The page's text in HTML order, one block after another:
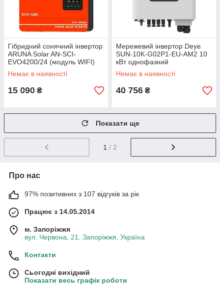
Гібридний сонячний інвертор
ARUNA Solar AN-SCI-
EVO4200/24 (модуль WIFI)
Немає в наявності
15 090 ₴
Мережевий інвертор Deye
SUN-10K-G02P1-EU-AM2 10
кВт однофазний
Немає в наявності
40 756 ₴
Показати ще
1 / 2
Про нас
97% позитивних з 107 відгуків за рік
Працює з 14.05.2014
м. Запоріжжя
вул. Червона, 21, Запоріжжя, Україна
Контакти
Сьогодні вихідний
Показати весь графік роботи